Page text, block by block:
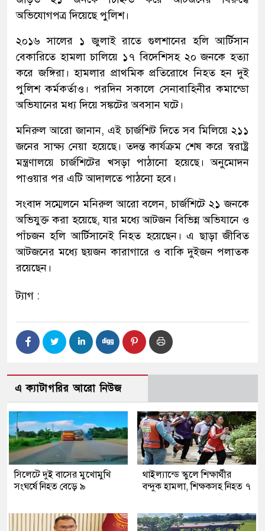
অভিযোগপত্র দিয়েছে পুলিশ।
২০১৬ সালের ১ জুলাই রাতে গুলশানের হলি আর্টিসান
বেকারিতে হামলা চালিয়ে ১৭ বিদেশিসহ ২০ জনকে হত্যা
করে জঙ্গিরা। হামলার প্রাথমিক প্রতিরোধে নিহত হন দুই
পুলিশ কর্মকর্তাও। পরদিন সকালে সেনাবাহিনীর কমান্ডো
অভিযানের মধ্য দিয়ে সঙ্কটের অবসান ঘটে।
মনিরুল আরো জানান, এই চার্জশিট দিতে সব মিলিয়ে ২১১
জনের সাক্ষ্য নেয়া হয়েছে। তদন্ত কার্যক্রম শেষ করে স্বরাষ্ট্র
মন্ত্রণালয়ে চার্জশিটের খসড়া পাঠানো হয়েছে। অনুমোদন
পাওয়ার পর এটি আদালতে পাঠনো হবে।
সংবাদ সম্মেলনে মনিরুল আরো বলেন, চার্জশিটে ২১ জনকে
অভিযুক্ত করা হয়েছে, যার মধ্যে আটজন বিভিন্ন অভিযানে ও
পাঁচজন হলি আর্টিসানেই নিহত হয়েছেন। এ ছাড়া জীবিত
আটজনের মধ্যে ছয়জন কারাগারে ও বাকি দুইজন পলাতক
রয়েছেন।
ট্যাগ :
এ ক্যাটাগরির আরো নিউজ
সিলেটে দুই বাসের মুখোমুখি
সংঘর্ষে নিহত বেড়ে ৯
থাইল্যান্ডে স্কুলে শিক্ষার্থীর
বন্দুক হামলা, শিক্ষকসহ নিহত ৭